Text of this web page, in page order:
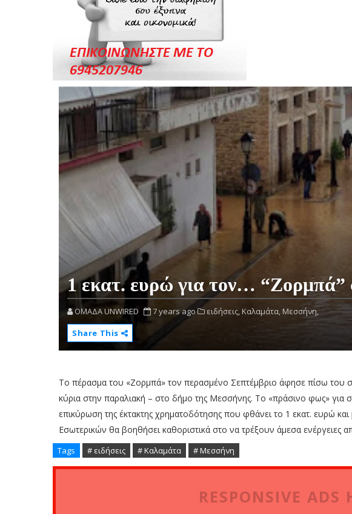
1 εκατ. ευρώ για τον…
OMAΔΑ UNWIRED 7 years ago ειδήσεις,Καλαμάτα,Μεσσήνη,
Share This
Το πέρασμα του «Ζορμπά» τον περασμένο Σεπτέμβριο άφησε πίσω του
κύρια στην παραλιακή – στο δήμο της Μεσσήνης. Το «πράσινο φως» για
επικύρωση της έκτακτης χρηματοδότησης που φθάνει το 1 εκατ. ευρώ
Εσωτερικών θα βοηθήσει καθοριστικά στο να τρέξουν άμεσα ενέργειες
Tags # ειδήσεις # Καλαμάτα # Μεσσήνη
RESPONSIVE ADS